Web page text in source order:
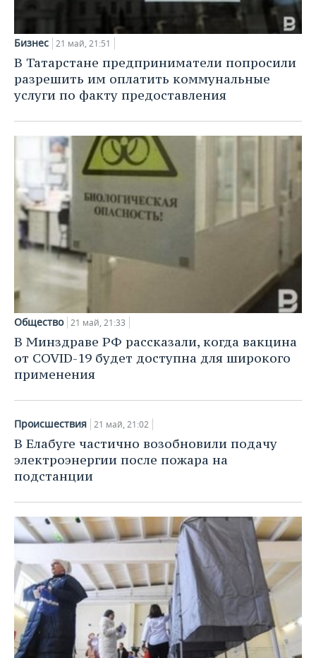
Бизнес 21 май, 21:51
В Татарстане предприниматели попросили
разрешить им оплатить коммунальные
услуги по факту предоставления
Общество 21 май, 21:33
В Минздраве РФ рассказали, когда вакцина
от COVID-19 будет доступна для широкого
применения
Происшествия 21 май, 21:02
В Елабуге частично возобновили подачу
электроэнергии после пожара на
подстанции